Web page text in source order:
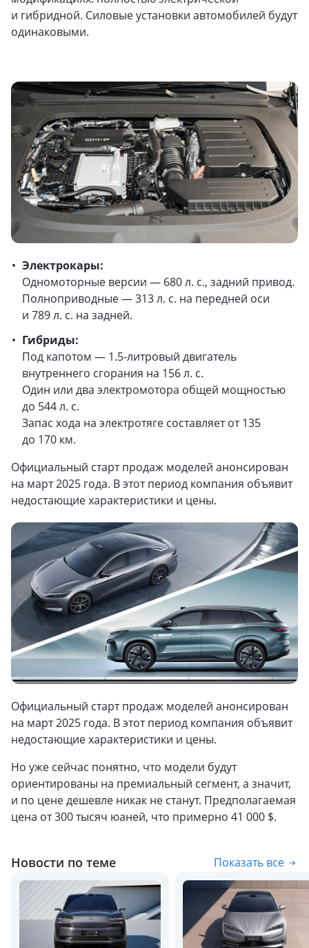
и гибридной. Силовые установки автомобилей будут
одинаковыми.
Электрокары:
Одномоторные версии — 680 л. с., задний привод.
Полноприводные — 313 л. с. на передней оси
и 789 л. с. на задней.
Гибриды:
Под капотом — 1.5-литровый двигатель
внутреннего сгорания на 156 л. с.
Один или два электромотора общей мощностью
до 544 л. с.
Запас хода на электротяге составляет от 135
до 170 км.
Официальный старт продаж моделей анонсирован
на март 2025 года. В этот период компания объявит
недостающие характеристики и цены.
Официальный старт продаж моделей анонсирован
на март 2025 года. В этот период компания объявит
недостающие характеристики и цены.
Но уже сейчас понятно, что модели будут
ориентированы на премиальный сегмент, а значит,
и по цене дешевле никак не станут. Предполагаемая
цена от 300 тысяч юаней, что примерно 41 000 $.
Новости по теме Показать все